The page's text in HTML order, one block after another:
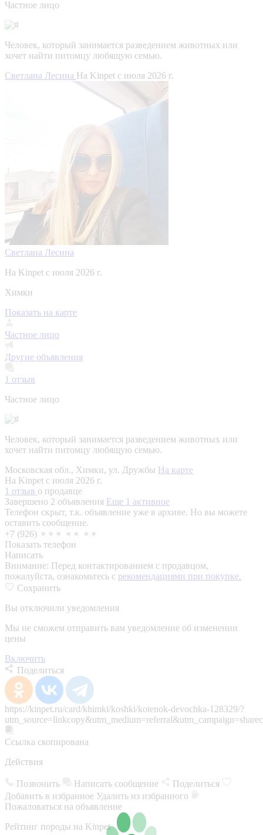
Частное лицо
Человек, который занимается разведением животных или
хочет найти питомцу любящую семью.
Светлана Лесина На Kinpet c июля 2026 г.
Светлана Лесина
На Kinpet c июля 2026 г.
Химки
Показать на карте
Частное лицо
Другие объявления
1 отзыв
Частное лицо
Человек, который занимается разведением животных или
хочет найти питомцу любящую семью.
Московская обл., Химки, ул. Дружбы На карте
На Kinpet c июля 2026 г.
1 отзыв о продавце
Завершено 2 объявления Еще 1 активное
Телефон скрыт, т.к. объявление уже в архиве. Но вы можете
оставить сообщение.
+7 (926) ⚬⚬⚬ ⚬⚬ ⚬⚬
Показать телефон
Написать
Внимание: Перед контактированием с продавцом,
пожалуйста, ознакомьтесь с рекомендациями при покупке.
Сохранить
Вы отключили уведомления
Мы не сможем отправить вам уведомление об изменении
цены
Включить
Поделиться
https://kinpet.ru/card/khimki/koshki/kotenok-devochka-128329/?
Ссылка скопирована
Действия
Позвонить Написать сообщение
Поделиться
Добавить в избранное Удалить из избранного
Пожаловаться на объявление
Рейтинг породы на Kinpet